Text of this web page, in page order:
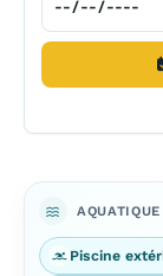
AQUATIQUE
Piscine